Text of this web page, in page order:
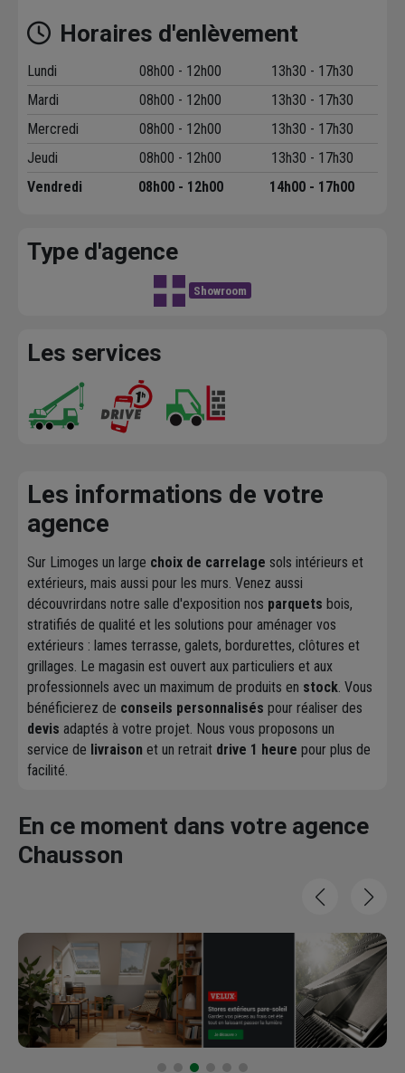
Horaires d'enlèvement
Lundi 08h00 - 12h00
13h30 - 17h30
Mardi
08h00 - 12h00
13h30 - 17h30
Mercredi
08h00 - 12h00
13h30 - 17h30
Jeudi
08h00 - 12h00
13h30 - 17h30
Vendredi
08h00 - 12h00 14h00 - 17h00
Type d'agence
Showroom
Les services
Les informations de votre
agence
Sur Limoges un large choix de carrelage sols intérieurs et
extérieurs, mais aussi pour les murs. Venez aussi
découvrirdans notre salle d'exposition nos parquets bois,
stratifiés de qualité et les solutions pour aménager vos
extérieurs : lames terrasse, galets, bordurettes, clôtures et
grillages. Le magasin est ouvert aux particuliers et aux
professionnels avec un maximum de produits en stock. Vous
bénéficierez de conseils personnalisés pour réaliser des
devis adaptés à votre projet. Nous vous proposons un
service de livraison et un retrait drive 1 heure pour plus de
facilité.
En ce moment dans votre agence
Chausson